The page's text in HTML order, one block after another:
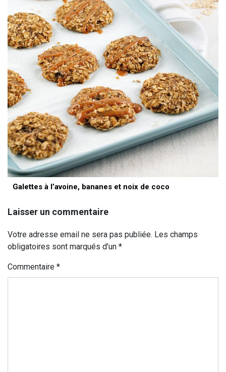
Galettes à l’avoine, bananes et noix de coco
Laisser un commentaire
Votre adresse email ne sera pas publiée. Les champs
obligatoires sont marqués d'un *
Commentaire *